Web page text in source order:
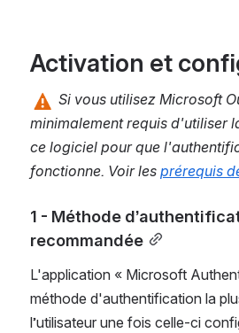
Activation et
Si vous utilisez Microsoft
minimalement requis d'utiliser
ce logiciel pour que
fonctionne. Voir les prérequis
1 - Méthode
recommandée
L'application « Microsoft
méthode d'authentification la
l’utilisateur une fois celle-ci